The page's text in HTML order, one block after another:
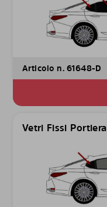
Articolo n. 61648-D
Vetri Fissi Portiera